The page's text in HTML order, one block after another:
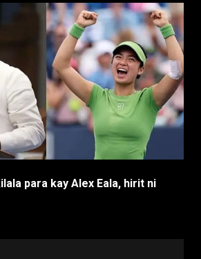
para kay Alex Eala, hirit ni